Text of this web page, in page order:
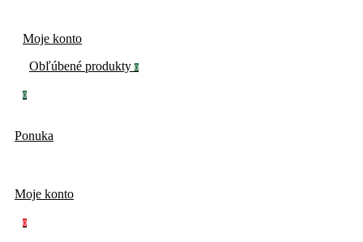
Moje konto
Obľúbené produkty 0
0
Ponuka
Moje konto
0